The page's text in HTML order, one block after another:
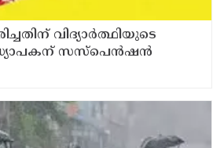
വിദ്യാര്‍ത്ഥിയുടെ
സസ്പെൻഷൻ